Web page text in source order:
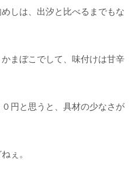
しは、出汐と比べるまでもな
まぼこでして、味付けは甘辛
円と思うと、具材の少なさが
ぇ。